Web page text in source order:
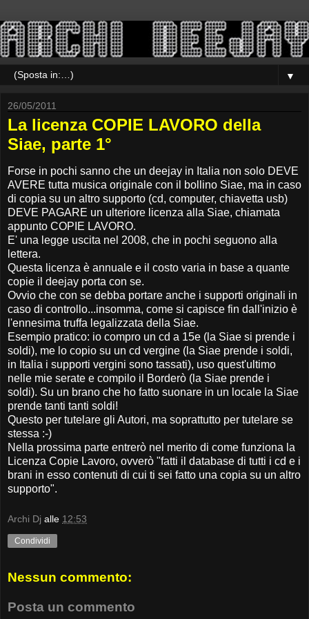
▼
26/05/2011
La licenza COPIE LAVORO della
Siae, parte 1°
Forse in pochi sanno che un deejay in Italia non solo DEVE
AVERE tutta musica originale con il bollino Siae, ma in caso
di copia su un altro supporto (cd, computer, chiavetta usb)
DEVE PAGARE un ulteriore licenza alla Siae, chiamata
appunto COPIE LAVORO.
E' una legge uscita nel 2008, che in pochi seguono alla
lettera.
Questa licenza è annuale e il costo varia in base a quante
copie il deejay porta con se.
Ovvio che con se debba portare anche i supporti originali in
caso di controllo...insomma, come si capisce fin dall'inizio è
l'ennesima truffa legalizzata della Siae.
Esempio pratico: io compro un cd a 15e (la Siae si prende i
soldi), me lo copio su un cd vergine (la Siae prende i soldi,
in Italia i supporti vergini sono tassati), uso quest'ultimo
nelle mie serate e compilo il Borderò (la Siae prende i
soldi). Su un brano che ho fatto suonare in un locale la Siae
prende tanti tanti soldi!
Questo per tutelare gli Autori, ma soprattutto per tutelare se
stessa :-)
Nella prossima parte entrerò nel merito di come funziona la
Licenza Copie Lavoro, ovverò "fatti il database di tutti i cd e i
brani in esso contenuti di cui ti sei fatto una copia su un altro
supporto".
Archi Dj alle 12:53
Condividi
Nessun commento:
Posta un commento